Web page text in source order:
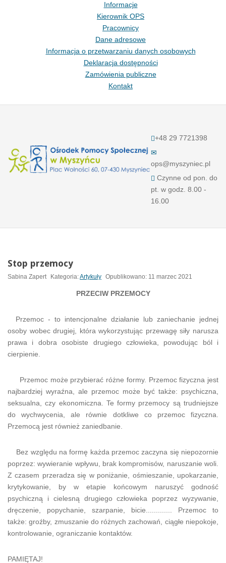
Informacje
Kierownik OPS
Pracownicy
Dane adresowe
Informacja o przetwarzaniu danych osobowych
Deklaracja dostępności
Zamówienia publiczne
Kontakt
+48 29 7721398
ops@myszyniec.pl
Czynne od pon. do
pt. w godz. 8.00 -
16.00
Stop przemocy
Sabina Zapert Kategoria:Artykuły Opublikowano: 11 marzec 2021
PRZECIW PRZEMOCY
Przemoc - to intencjonalne działanie lub zaniechanie jednej
osoby wobec drugiej, która wykorzystując przewagę siły narusza
prawa i dobra osobiste drugiego człowieka, powodując ból i
cierpienie.
Przemoc może przybierać różne formy. Przemoc fizyczna jest
najbardziej wyraźna, ale przemoc może być także: psychiczna,
seksualna, czy ekonomiczna. Te formy przemocy są trudniejsze
do wychwycenia, ale równie dotkliwe co przemoc fizyczna.
Przemocą jest również zaniedbanie.
Bez względu na formę każda przemoc zaczyna się niepozornie
poprzez: wywieranie wpływu, brak kompromisów, naruszanie woli.
Z czasem przeradza się w poniżanie, ośmieszanie, upokarzanie,
krytykowanie, by w etapie końcowym naruszyć godność
psychiczną i cielesną drugiego człowieka poprzez wyzywanie,
dręczenie, popychanie, szarpanie, bicie............. Przemoc to
także: groźby, zmuszanie do różnych zachowań, ciągłe niepokoje,
kontrolowanie, ograniczanie kontaktów.
PAMIĘTAJ!